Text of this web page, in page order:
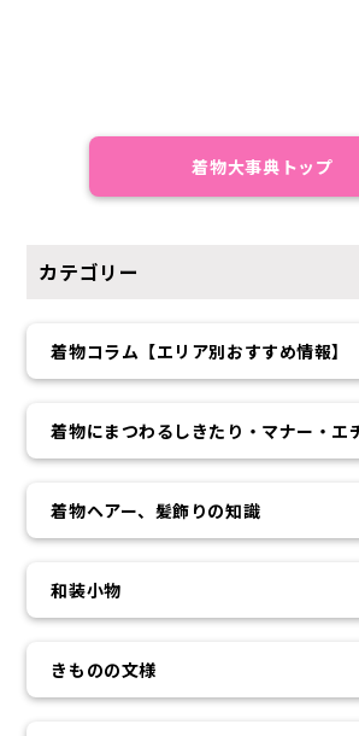
着物大事典トップ
カテゴリー
着物コラム【エリア別おすすめ情報】
着物にまつわるしきたり・マナー・エ
着物ヘアー、髪飾りの知識
和装小物
きものの文様